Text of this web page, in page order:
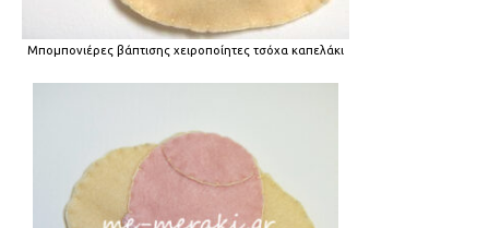
Μπομπονιέρες βάπτισης χειροποίητες τσόχα καπελάκι